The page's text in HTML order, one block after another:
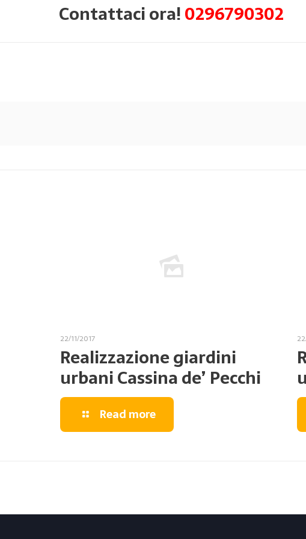
Contattaci ora!0296790302
22/11/2017
Realizzazione giardini
urbani Cassina de’ Pecchi
Read more